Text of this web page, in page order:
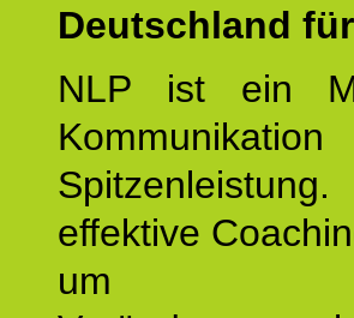
Deutschland
NLP ist ein
effektive
um